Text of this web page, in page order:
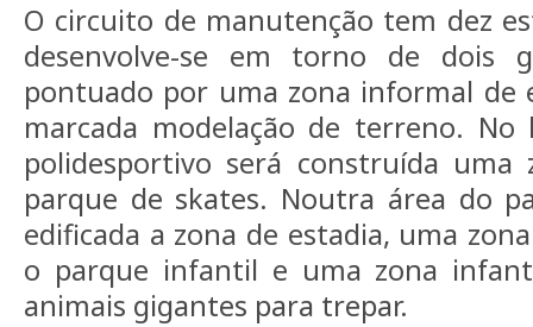
O circuito de manutenção tem dez
desenvolve-se em torno de dois
pontuado por uma zona informal de
marcada modelação de terreno.
polidesportivo será construída uma
parque de skates. Noutra área do
edificada a zona de estadia, uma
o parque infantil e uma zona
animais gigantes para trepar.